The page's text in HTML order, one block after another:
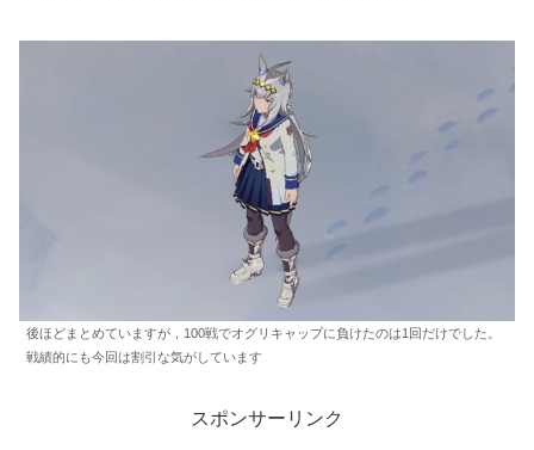
後ほどまとめていますが，100戦でオグリキャップに負けたのは1回だけでした。
戦績的にも今回は割引な気がしています
スポンサーリンク